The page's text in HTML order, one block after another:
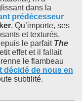
dans la
prédécesseur
. Qu’importe, ses
et texturés,
le parfait The
effet et il fallait
le flambeau
décidé de nous en
subtilité.